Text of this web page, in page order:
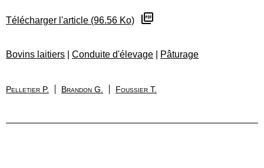
Télécharger l'article (96.56 Ko)
Bovins laitiers Conduite d'élevage Pâturage
Pelletier P. Brandon G. Foussier T.